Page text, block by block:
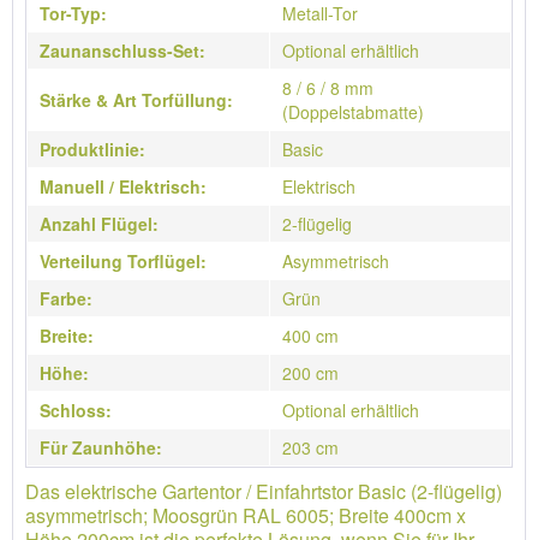
Tor-Typ:
Metall-Tor
Zaunanschluss-Set:
Optional erhältlich
Stärke & Art Torfüllung:
8 / 6 / 8 mm
(Doppelstabmatte)
Produktlinie:
Basic
Manuell / Elektrisch:
Elektrisch
Anzahl Flügel:
2-flügelig
Verteilung Torflügel:
Asymmetrisch
Farbe:
Grün
Breite:
400 cm
Höhe:
200 cm
Schloss:
Optional erhältlich
Für Zaunhöhe:
203 cm
Das elektrische Gartentor / Einfahrtstor Basic (2-flügelig)
asymmetrisch; Moosgrün RAL 6005; Breite 400cm x